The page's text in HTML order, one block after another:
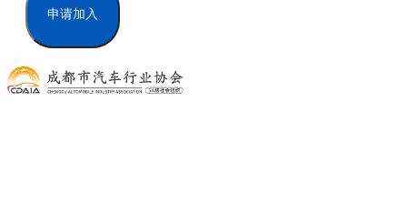
申请加入